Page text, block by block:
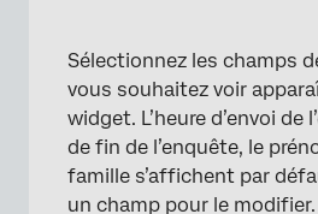
Sélectionnez les champs
vous souhaitez voir
widget. L’heure d’envoi de
de fin de l’enquête, le
famille s’affichent par
un champ pour le